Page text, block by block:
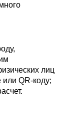
лиц
QR-коду;